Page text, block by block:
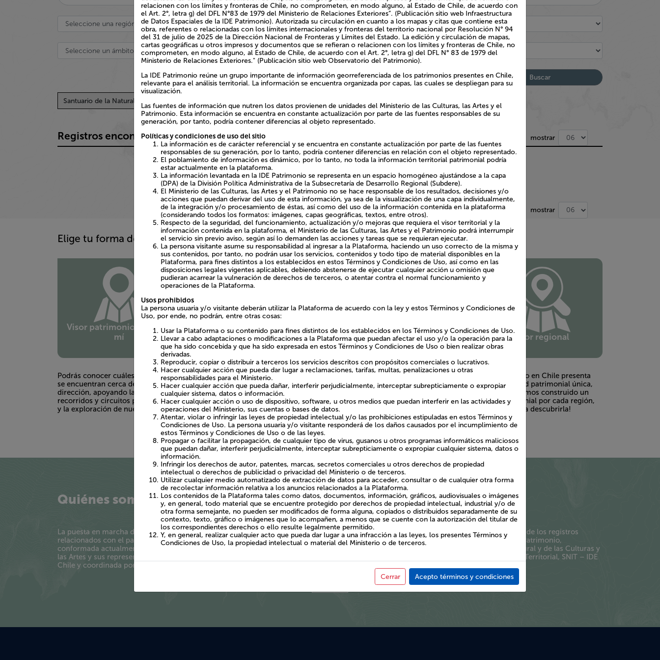
Santuario de la Naturaleza Limpiar todo
Registros encontrados 0 mostrar
mostrar
Elige tu forma de explorar
Visor patrimonio cerca de
mí
Podrás conocer cuáles patrimonios
se encuentran cerca de una
dirección, apoyando la creación de
recorridos y circuitos patrimoniales
y la exploración de nuestra cultura.
Visor territorial
Observa los distintos registros
patrimoniales presentes en el
territorio a través de un visor
interactivo que te permitirá
conocerlos según tu elección.
Visor estadístico
conocer y comparar distintas
patrimonial actualizada e integrada,
visualizando en un panel interactivo
datos a escala nacional, regional y
local.
Visor regional
Cada territorio en Chile presenta
una diversidad patrimonial única,
por lo que hemos construido un
visor patrimonial por cada región,
¡te invitamos a descubrirla!
Quiénes somos
La puesta en marcha del Ministerio de las Culturas, las Artes y el Patrimonio en 2018 a partir de la Ley 21.045, nos invita a una integración de los registros
relacionados con el patrimonio cultural y natural, que se manifiesta en esta plataforma digital a través del trabajo técnico de la Mesa IDE Patrimonio,
conformada actualmente por equipos tanto del Servicio Nacional del Patrimonio Cultural como de las subsecretarías del Patrimonio Cultural y de las Culturas y
las Artes y sus representantes regionales, considerando los lineamientos estratégicos entregados por el Sistema Nacional de Información Territorial, SNIT – IDE
Chile y coordinada por el departamento de Gestión Patrimonial y Territorio.
Art. 2°, letra g) del DFL N°83 de 1979 del Ministerio de Relaciones Exteriores”. (Publicación sitio web Infraestructura de
Datos Espaciales de la IDE Patrimonio). Autorizada su circulación en cuanto a los mapas y citas que contiene esta obra,
referentes o relacionadas con los límites internacionales y fronteras del territorio nacional por Resolución N° 94 del 31
de julio de 2025 de la Dirección Nacional de Fronteras y Límites del Estado. La edición y circulación de mapas, cartas
geográficas u otros impresos y documentos que se refieran o relacionen con los límites y fronteras de Chile, no
comprometen, en modo alguno, al Estado de Chile, de acuerdo con el Art. 2°, letra g) del DFL N° 83 de 1979 del
Ministerio de Relaciones Exteriores." (Publicación sitio web Observatorio del Patrimonio).
La IDE Patrimonio reúne un grupo importante de información georreferenciada de los patrimonios presentes en Chile,
relevante para el análisis territorial. La información se encuentra organizada por capas, las cuales se despliegan para su
visualización.
Las fuentes de información que nutren los datos provienen de unidades del Ministerio de las Culturas, las Artes y el
Patrimonio. Esta información se encuentra en constante actualización por parte de las fuentes responsables de su
generación, por tanto, podría contener diferencias al objeto representado.
Políticas y condiciones de uso del sitio
La información es de carácter referencial y se encuentra en constante actualización por parte de las fuentes
responsables de su generación, por lo tanto, podría contener diferencias en relación con el objeto representado.
El poblamiento de información es dinámico, por lo tanto, no toda la información territorial patrimonial podría
estar actualmente en la plataforma.
La información levantada en la IDE Patrimonio se representa en un espacio homogéneo ajustándose a la capa
(DPA) de la División Política Administrativa de la Subsecretaría de Desarrollo Regional (Subdere).
El Ministerio de las Culturas, las Artes y el Patrimonio no se hace responsable de los resultados, decisiones y/o
acciones que puedan derivar del uso de esta información, ya sea de la visualización de una capa individualmente,
de la integración y/o procesamiento de éstas, así como del uso de la información contenida en la plataforma
(considerando todos los formatos: imágenes, capas geográficas, textos, entre otros).
Respecto de la seguridad, del funcionamiento, actualización y/o mejoras que requiera el visor territorial y la
información contenida en la plataforma, el Ministerio de las Culturas, las Artes y el Patrimonio podrá interrumpir
el servicio sin previo aviso, según así lo demanden las acciones y tareas que se requieran ejecutar.
La persona visitante asume su responsabilidad al ingresar a la Plataforma, haciendo un uso correcto de la misma y
sus contenidos, por tanto, no podrán usar los servicios, contenidos y todo tipo de material disponibles en la
Plataforma, para fines distintos a los establecidos en estos Términos y Condiciones de Uso, así como en las
disposiciones legales vigentes aplicables, debiendo abstenerse de ejecutar cualquier acción u omisión que
pudieran acarrear la vulneración de derechos de terceros, o atentar contra el normal funcionamiento y
operaciones de la Plataforma.
Usos prohibidos
La persona usuaria y/o visitante deberán utilizar la Plataforma de acuerdo con la ley y estos Términos y Condiciones de
Usar la Plataforma o su contenido para fines distintos de los establecidos en los Términos y Condiciones de Uso.
Llevar a cabo adaptaciones o modificaciones a la Plataforma que puedan afectar el uso y/o la operación para la
que ha sido concebida y que ha sido expresada en estos Términos y Condiciones de Uso o bien realizar obras
derivadas.
Reproducir, copiar o distribuir a terceros los servicios descritos con propósitos comerciales o lucrativos.
Hacer cualquier acción que pueda dar lugar a reclamaciones, tarifas, multas, penalizaciones u otras
responsabilidades para el Ministerio.
Hacer cualquier acción que pueda dañar, interferir perjudicialmente, interceptar subrepticiamente o expropiar
cualquier sistema, datos o información.
Hacer cualquier acción o uso de dispositivo, software, u otros medios que puedan interferir en las actividades y
operaciones del Ministerio, sus cuentas o bases de datos.
Atentar, violar o infringir las leyes de propiedad intelectual y/o las prohibiciones estipuladas en estos Términos y
Condiciones de Uso. La persona usuaria y/o visitante responderá de los daños causados por el incumplimiento de
estos Términos y Condiciones de Uso o de las leyes.
Propagar o facilitar la propagación, de cualquier tipo de virus, gusanos u otros programas informáticos maliciosos
que puedan dañar, interferir perjudicialmente, interceptar subrepticiamente o expropiar cualquier sistema, datos o
información.
Infringir los derechos de autor, patentes, marcas, secretos comerciales u otros derechos de propiedad
intelectual o derechos de publicidad o privacidad del Ministerio o de terceros.
Utilizar cualquier medio automatizado de extracción de datos para acceder, consultar o de cualquier otra forma
de recolectar información relativa a los anuncios relacionados a la Plataforma.
Los contenidos de la Plataforma tales como datos, documentos, información, gráficos, audiovisuales o imágenes
y, en general, todo material que se encuentre protegido por derechos de propiedad intelectual, industrial y/o de
otra forma semejante, no pueden ser modificados de forma alguna, copiados o distribuidos separadamente de su
contexto, texto, gráfico o imágenes que lo acompañen, a menos que se cuente con la autorización del titular de
los correspondientes derechos o ello resulte legalmente permitido.
Y, en general, realizar cualquier acto que pueda dar lugar a una infracción a las leyes, los presentes Términos y
Cerrar Acepto términos y condiciones